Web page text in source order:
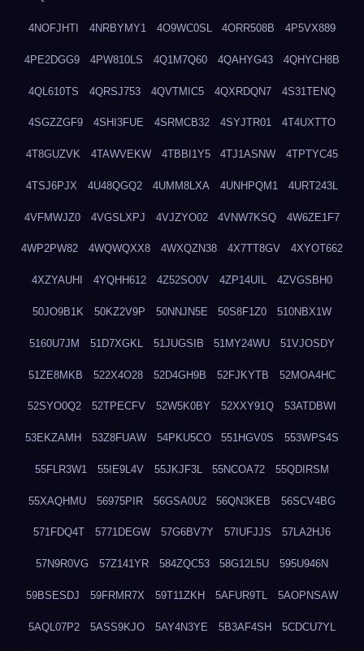
4NOFJHTI 4NRBYMY1 4O9WC0SL 4ORR508B 4P5VX889
4PE2DGG9 4PW810LS 4Q1M7Q60 4QAHYG43 4QHYCH8B
4QL610TS 4QRSJ753 4QVTMIC5 4QXRDQN7 4S31TENQ
4SGZZGF9 4SHI3FUE 4SRMCB32 4SYJTR01 4T4UXTTO
4T8GUZVK 4TAWVEKW 4TBBI1Y5 4TJ1ASNW 4TPTYC45
4TSJ6PJX 4U48QGQ2 4UMM8LXA 4UNHPQM1 4URT243L
4VFMWJZ0 4VGSLXPJ 4VJZYO02 4VNW7KSQ 4W6ZE1F7
4WP2PW82 4WQWQXX8 4WXQZN38 4X7TT8GV 4XYOT662
4XZYAUHI 4YQHH612 4Z52SO0V 4ZP14UIL 4ZVGSBH0
50JO9B1K 50KZ2V9P 50NNJN5E 50S8F1Z0 510NBX1W
5160U7JM 51D7XGKL 51JUGSIB 51MY24WU 51VJOSDY
51ZE8MKB 522X4O28 52D4GH9B 52FJKYTB 52MOA4HC
52SYO0Q2 52TPECFV 52W5K0BY 52XXY91Q 53ATDBWI
53EKZAMH 53Z8FUAW 54PKU5CO 551HGV0S 553WPS4S
55FLR3W1 55IE9L4V 55JKJF3L 55NCOA72 55QDIRSM
55XAQHMU 56975PIR 56GSA0U2 56QN3KEB 56SCV4BG
571FDQ4T 5771DEGW 57G6BV7Y 57IUFJJS 57LA2HJ6
57N9R0VG 57Z141YR 584ZQC53 58G12L5U 595U946N
59BSESDJ 59FRMR7X 59T11ZKH 5AFUR9TL 5AOPNSAW
5AQL07P2 5ASS9KJO 5AY4N3YE 5B3AF4SH 5CDCU7YL